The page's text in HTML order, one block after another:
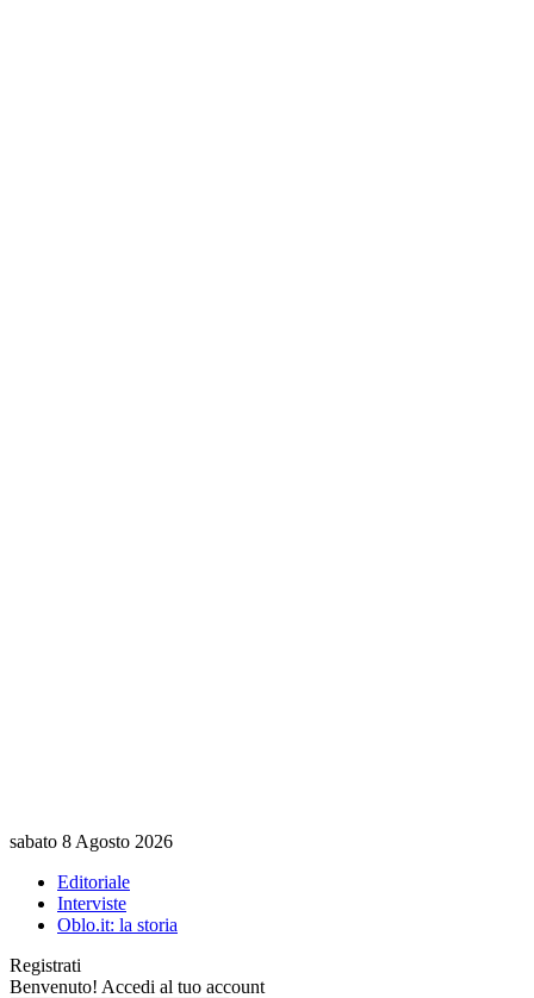
sabato 8 Agosto 2026
Editoriale
Interviste
Oblo.it: la storia
Registrati
Benvenuto! Accedi al tuo account